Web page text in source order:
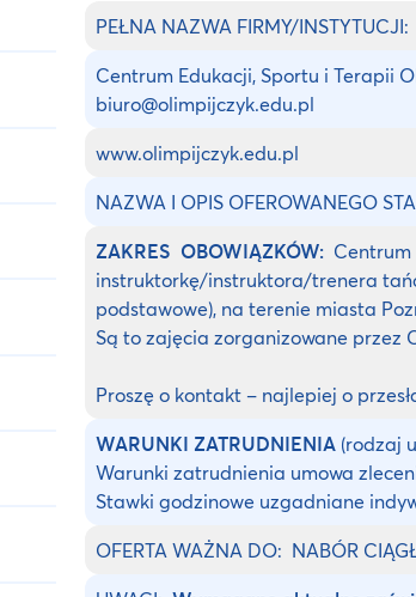
PEŁNA NAZWA FIRMY/INSTYTUCJI:
Centrum Edukacji, Sportu i Terapii
biuro@olimpijczyk.edu.pl
www.olimpijczyk.edu.pl
NAZWA I OPIS OFEROWANEGO
ZAKRES OBOWIĄZKÓW:Centrum
instruktorkę/instruktora/trenera
podstawowe), na terenie miasta
Są to zajęcia zorganizowane przez
Proszę o kontakt – najlepiej o
WARUNKI ZATRUDNIENIA (rodzaj
Warunki zatrudnienia umowa
Stawki godzinowe uzgadniane
OFERTA WAŻNA DO: NABÓR